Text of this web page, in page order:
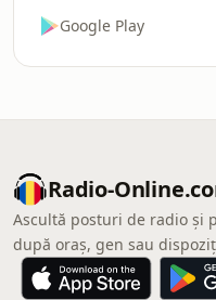
Google Play
Radio-
Ascultă posturi de radio și
după oraș, gen sau